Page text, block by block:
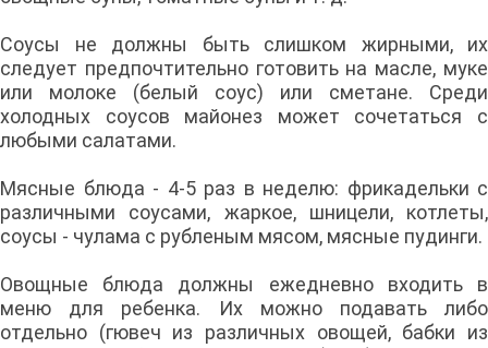
Соусы не должны быть слишком жирными, их
следует предпочтительно готовить на масле, муке
или молоке (белый соус) или сметане. Среди
холодных соусов майонез может сочетаться с
любыми салатами.
Мясные блюда - 4-5 раз в неделю: фрикадельки с
различными соусами, жаркое, шницели, котлеты,
соусы - чулама с рубленым мясом, мясные пудинги.
Овощные блюда должны ежедневно входить в
меню для ребенка. Их можно подавать либо
отдельно (гювеч из различных овощей, бабки из